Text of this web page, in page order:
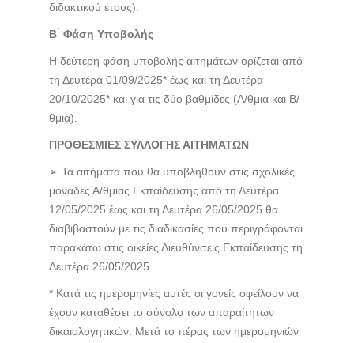
διδακτικού έτους).
Β ́ Φάση Υποβολής
Η δεύτερη φάση υποβολής αιτημάτων ορίζεται από
τη Δευτέρα 01/09/2025* έως και τη Δευτέρα
20/10/2025* και για τις δύο βαθμίδες (Α/θμια και Β/
θμια).
ΠΡΟΘΕΣΜΙΕΣ ΣΥΛΛΟΓΗΣ ΑΙΤΗΜΑΤΩΝ
➢ Τα αιτήματα που θα υποβληθούν στις σχολικές
μονάδες Α/θμιας Εκπαίδευσης από τη Δευτέρα
12/05/2025 έως και τη Δευτέρα 26/05/2025 θα
διαβιβαστούν με τις διαδικασίες που περιγράφονται
παρακάτω στις οικείες Διευθύνσεις Εκπαίδευσης τη
Δευτέρα 26/05/2025.
* Κατά τις ημερομηνίες αυτές οι γονείς οφείλουν να
έχουν καταθέσει το σύνολο των απαραίτητων
δικαιολογητικών. Μετά το πέρας των ημερομηνιών